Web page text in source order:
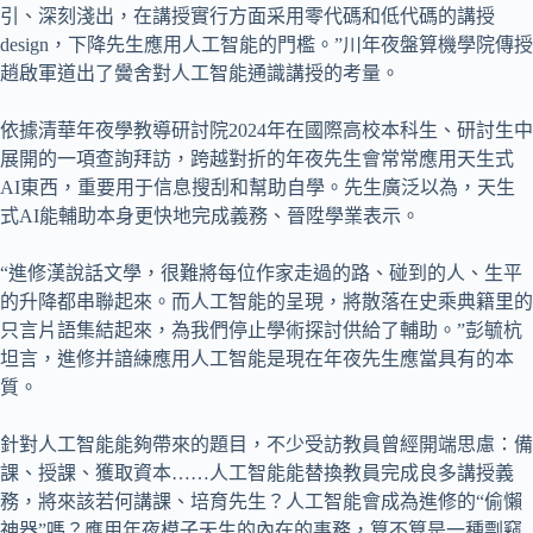
引、深刻淺出，在講授實行方面采用零代碼和低代碼的講授
design，下降先生應用人工智能的門檻。”川年夜盤算機學院傳授
趙啟軍道出了黌舍對人工智能通識講授的考量。
依據清華年夜學教導研討院2024年在國際高校本科生、研討生中
展開的一項查詢拜訪，跨越對折的年夜先生會常常應用天生式
AI東西，重要用于信息搜刮和幫助自學。先生廣泛以為，天生
式AI能輔助本身更快地完成義務、晉陞學業表示。
“進修漢說話文學，很難將每位作家走過的路、碰到的人、生平
的升降都串聯起來。而人工智能的呈現，將散落在史乘典籍里的
只言片語集結起來，為我們停止學術探討供給了輔助。”彭毓杭
坦言，進修并諳練應用人工智能是現在年夜先生應當具有的本
質。
針對人工智能能夠帶來的題目，不少受訪教員曾經開端思慮：備
課、授課、獲取資本……人工智能能替換教員完成良多講授義
務，將來該若何講課、培育先生？人工智能會成為進修的“偷懶